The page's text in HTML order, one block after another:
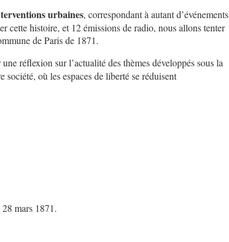
urbaines, correspondant à autant d’événements
cette histoire, et 12 émissions de radio, nous allons tenter
de Paris de 1871.
réflexion sur l’actualité des thèmes développés sous la
où les espaces de liberté se réduisent
mars 1871.